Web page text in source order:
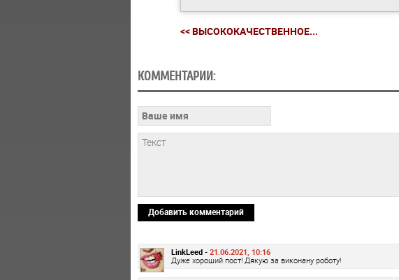
<< ВЫСОКОКАЧЕСТВЕННОЕ...
КОММЕНТАРИИ:
Добавить комментарий
LinkLeed - 21.06.2021, 10:16
Дуже хороший пост! Дякую за виконану роботу!